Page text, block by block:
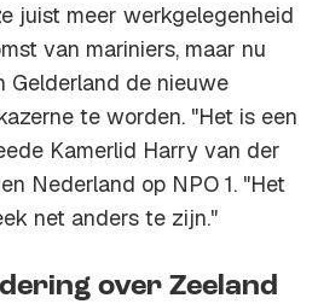
juist meer werkgelegenheid
van mariniers, maar nu
Gelderland de nieuwe
te worden. "Het is een
Kamerlid Harry van der
Nederland op NPO 1. "Het
net anders te zijn."
over Zeeland